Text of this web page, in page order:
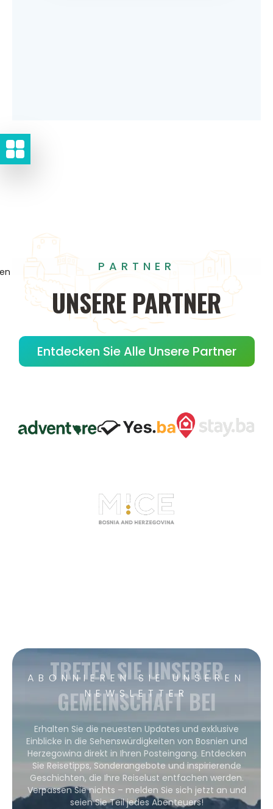
PARTNER
UNSERE PARTNER
Entdecken Sie Alle Unsere Partner
ABONNIEREN SIE UNSEREN
NEWSLETTER
TRETEN SIE UNSERER
GEMEINSCHAFT BEI
Erhalten Sie die neuesten Updates und exklusive
Einblicke in die Sehenswürdigkeiten von Bosnien und
Herzegowina direkt in Ihren Posteingang. Entdecken
Sie Reisetipps, Sonderangebote und inspirierende
Geschichten, die Ihre Reiselust entfachen werden.
Verpassen Sie nichts – melden Sie sich jetzt an und
seien Sie Teil jedes Abenteuers!